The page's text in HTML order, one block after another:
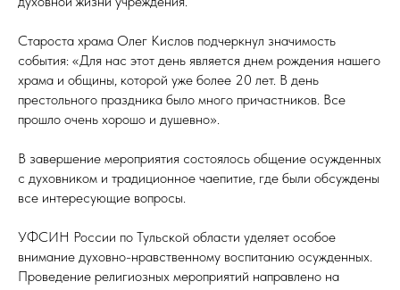
Староста храма Олег Кислов подчеркнул значимость
события: «Для нас этот день является днем рождения нашего
храма и общины, которой уже более 20 лет. В день
престольного праздника было много причастников. Все
прошло очень хорошо и душевно».
В завершение мероприятия состоялось общение осужденных
с духовником и традиционное чаепитие, где были обсуждены
все интересующие вопросы.
УФСИН России по Тульской области уделяет особое
внимание духовно-нравственному воспитанию осужденных.
Проведение религиозных мероприятий направлено на